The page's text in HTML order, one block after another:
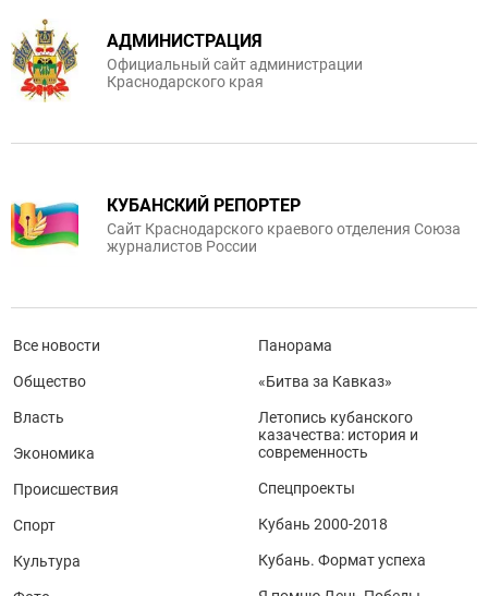
АДМИНИСТРАЦИЯ
Официальный сайт администрации
Краснодарского края
КУБАНСКИЙ РЕПОРТЕР
Сайт Краснодарского краевого отделения Союза
журналистов России
Все новости
Общество
Власть
Экономика
Происшествия
Спорт
Культура
Панорама
«Битва за Кавказ»
Летопись кубанского
казачества: история и
современность
Спецпроекты
Кубань 2000-2018
Кубань. Формат успеха